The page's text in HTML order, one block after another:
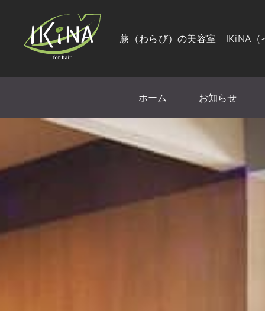
蕨（わらび）の美容室 IKiNA（
ホーム お知らせ